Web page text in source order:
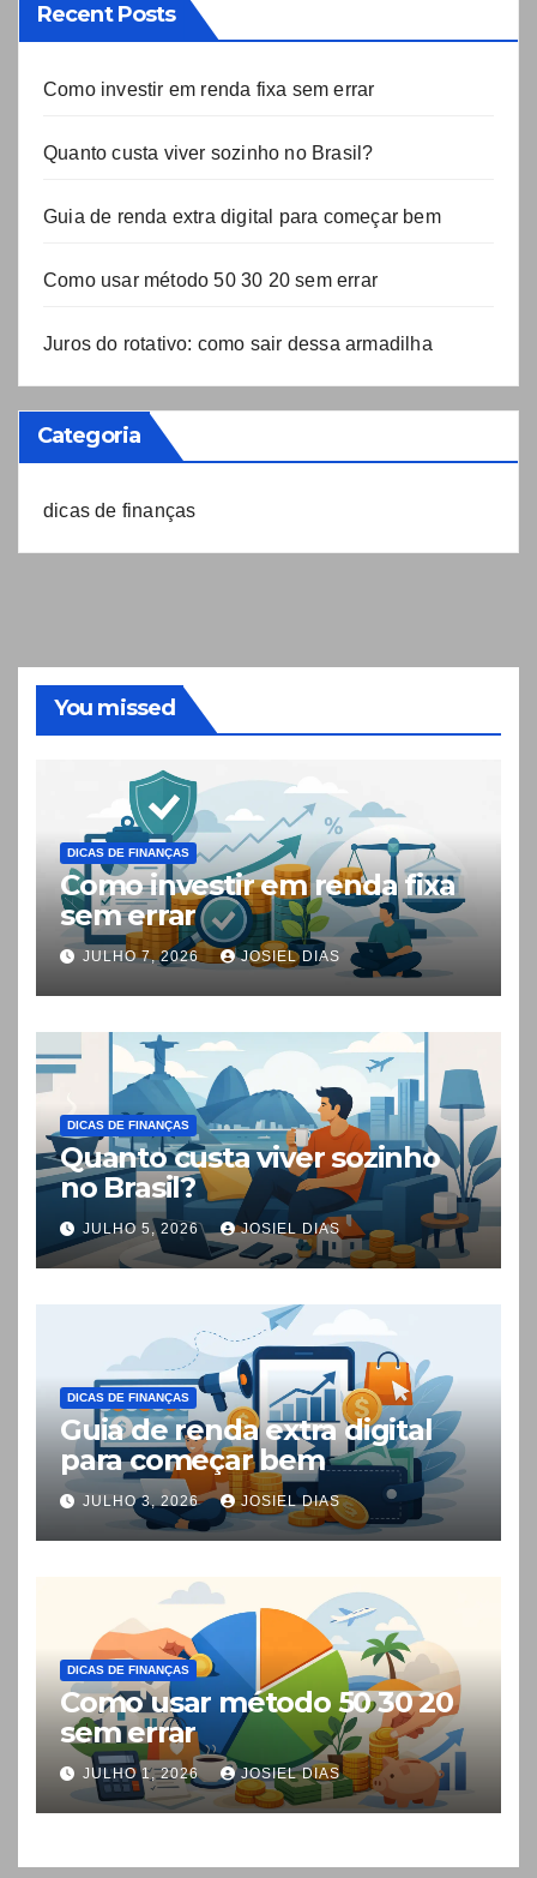
Recent Posts
Como investir em renda fixa sem errar
Quanto custa viver sozinho no Brasil?
Guia de renda extra digital para começar bem
Como usar método 50 30 20 sem errar
Juros do rotativo: como sair dessa armadilha
Categoria
dicas de finanças
You missed
DICAS DE FINANÇAS
Como investir em renda fixa
sem errar
JULHO 7, 2026 JOSIEL DIAS
DICAS DE FINANÇAS
Quanto custa viver sozinho
no Brasil?
JULHO 5, 2026 JOSIEL DIAS
DICAS DE FINANÇAS
Guia de renda extra digital
para começar bem
JULHO 3, 2026 JOSIEL DIAS
DICAS DE FINANÇAS
Como usar método 50 30 20
sem errar
JULHO 1, 2026 JOSIEL DIAS